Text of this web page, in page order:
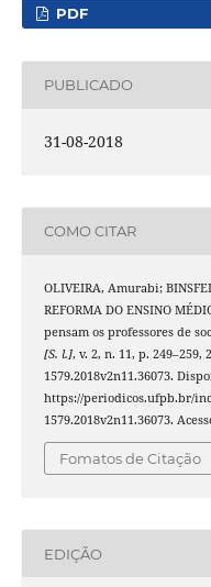
PDF
PUBLICADO
31-08-2018
COMO CITAR
OLIVEIRA, Amurabi;
REFORMA DO ENSINO
pensam os professores de
[S. l.], v. 2, n. 11, p. 249–259,
1579.2018v2n11.36073.
https://periodicos.ufpb.br/
1579.2018v2n11.36073.
Fomatos de Citação
EDIÇÃO